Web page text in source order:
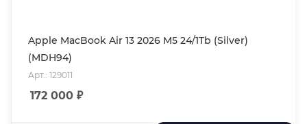
Apple MacBook Air 13 2026 M5 24/1Tb (Silver)
(MDH94)
Арт.: 129011
172 000 ₽